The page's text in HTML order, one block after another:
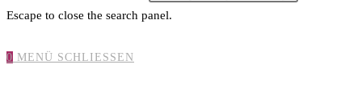
Escape to close the search panel.
0 MENÜ SCHLIESSEN